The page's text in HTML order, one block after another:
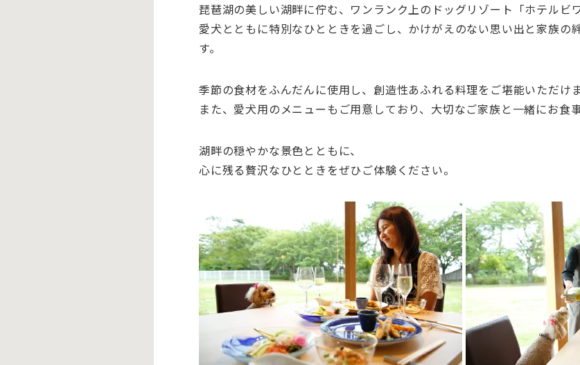
琵琶湖の美しい湖畔に佇む、ワンランク上のドッグリゾート「ホテルビ
愛犬とともに特別なひとときを過ごし、かけがえのない思い出と家族の
す。
季節の食材をふんだんに使用し、創造性あふれる料理をご堪能いただけま
また、愛犬用のメニューもご用意しており、大切なご家族と一緒にお食
湖畔の穏やかな景色とともに、
心に残る贅沢なひとときをぜひご体験ください。